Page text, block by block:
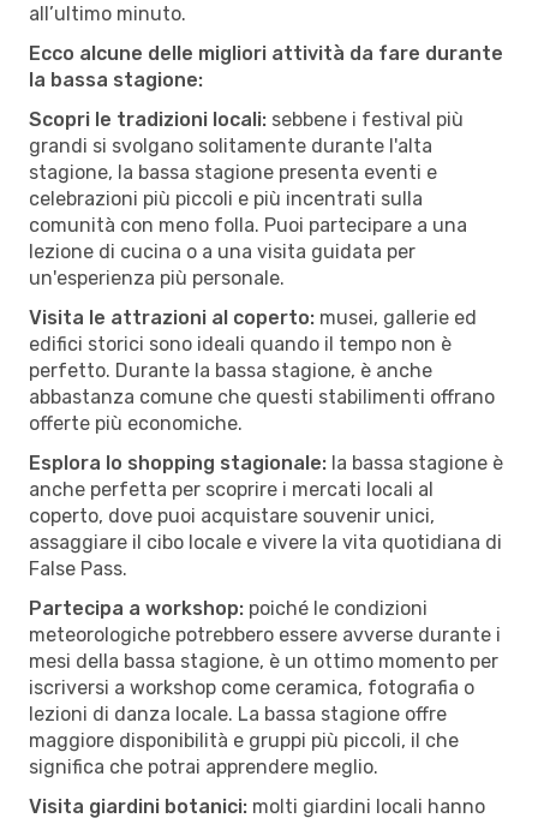
all’ultimo minuto.
Ecco alcune delle migliori attività da fare durante
la bassa stagione:
Scopri le tradizioni locali: sebbene i festival più
grandi si svolgano solitamente durante l'alta
stagione, la bassa stagione presenta eventi e
celebrazioni più piccoli e più incentrati sulla
comunità con meno folla. Puoi partecipare a una
lezione di cucina o a una visita guidata per
un'esperienza più personale.
Visita le attrazioni al coperto: musei, gallerie ed
edifici storici sono ideali quando il tempo non è
perfetto. Durante la bassa stagione, è anche
abbastanza comune che questi stabilimenti offrano
offerte più economiche.
Esplora lo shopping stagionale: la bassa stagione è
anche perfetta per scoprire i mercati locali al
coperto, dove puoi acquistare souvenir unici,
assaggiare il cibo locale e vivere la vita quotidiana di
False Pass.
Partecipa a workshop: poiché le condizioni
meteorologiche potrebbero essere avverse durante i
mesi della bassa stagione, è un ottimo momento per
iscriversi a workshop come ceramica, fotografia o
lezioni di danza locale. La bassa stagione offre
maggiore disponibilità e gruppi più piccoli, il che
significa che potrai apprendere meglio.
Visita giardini botanici: molti giardini locali hanno